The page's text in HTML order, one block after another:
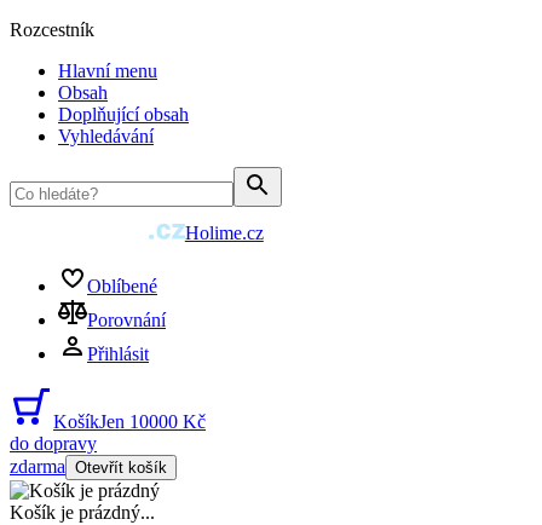
Rozcestník
Hlavní menu
Obsah
Doplňující obsah
Vyhledávání
Holime.cz
Oblíbené
Porovnání
Přihlásit
KošíkJen 10000 Kč
do dopravy
zdarma Otevřít košík
Košík je prázdný...